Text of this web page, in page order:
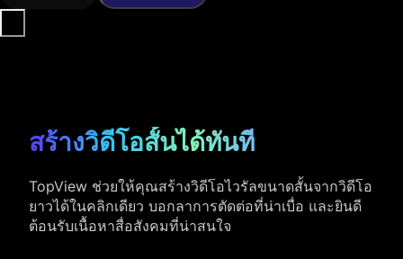
สร้างวิดีโอสั้นได้ทันที
TopView ช่วยให้คุณสร้างวิดีโอไวรัลขนาดสั้นจากวิดีโอ
ยาวได้ในคลิกเดียว บอกลาการตัดต่อที่น่าเบื่อ และยินดี
ต้อนรับเนื้อหาสื่อสังคมที่น่าสนใจ